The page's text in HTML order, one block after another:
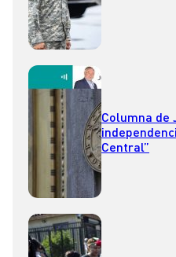
Columna de
Central”